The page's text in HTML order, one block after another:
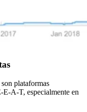
plataformas
E-A-T, especialmente en